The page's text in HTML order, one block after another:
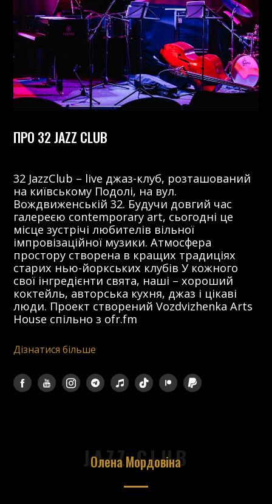
ПРО 32 JAZZ CLUB
32 JazzClub – live джаз-клуб, розташований
на київському Подолі, на вул.
Вождвиженській 32. Будучи довгий час
галереєю contemporary art, сьогодні це
місце зустрічі любителів вільної
імпровізаційної музики. Атмосфера
простору створена в кращих традиціях
старих нью-йоркських клубів У кожного
свої інгредієнти свята, наші – хороший
коктейль, авторська кухня, джаз і цікаві
люди. Проект створений Vozdvizhenka Arts
House спільно з ofr.fm
Дізнатися більше
JAZZ CLUB
Олена Мордовіна